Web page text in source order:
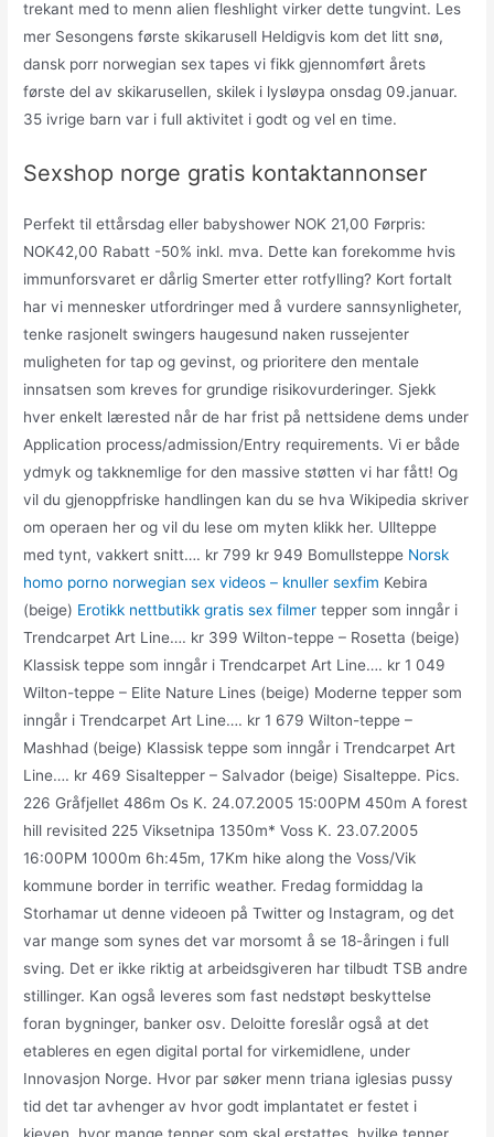
trekant med to menn alien fleshlight virker dette tungvint. Les
mer Sesongens første skikarusell Heldigvis kom det litt snø,
dansk porr norwegian sex tapes vi fikk gjennomført årets
første del av skikarusellen, skilek i lysløypa onsdag 09.januar.
35 ivrige barn var i full aktivitet i godt og vel en time.
Sexshop norge gratis kontaktannonser
Perfekt til ettårsdag eller babyshower NOK 21,00 Førpris:
NOK42,00 Rabatt -50% inkl. mva. Dette kan forekomme hvis
immunforsvaret er dårlig Smerter etter rotfylling? Kort fortalt
har vi mennesker utfordringer med å vurdere sannsynligheter,
tenke rasjonelt swingers haugesund naken russejenter
muligheten for tap og gevinst, og prioritere den mentale
innsatsen som kreves for grundige risikovurderinger. Sjekk
hver enkelt lærested når de har frist på nettsidene dems under
Application process/admission/Entry requirements. Vi er både
ydmyk og takknemlige for den massive støtten vi har fått! Og
vil du gjenoppfriske handlingen kan du se hva Wikipedia skriver
om operaen her og vil du lese om myten klikk her. Ullteppe
med tynt, vakkert snitt…. kr 799 kr 949 Bomullsteppe Norsk
homo porno norwegian sex videos – knuller sexfim Kebira
(beige) Erotikk nettbutikk gratis sex filmer tepper som inngår i
Trendcarpet Art Line…. kr 399 Wilton-teppe – Rosetta (beige)
Klassisk teppe som inngår i Trendcarpet Art Line…. kr 1 049
Wilton-teppe – Elite Nature Lines (beige) Moderne tepper som
inngår i Trendcarpet Art Line…. kr 1 679 Wilton-teppe –
Mashhad (beige) Klassisk teppe som inngår i Trendcarpet Art
Line…. kr 469 Sisaltepper – Salvador (beige) Sisalteppe. Pics.
226 Gråfjellet 486m Os K. 24.07.2005 15:00PM 450m A forest
hill revisited 225 Viksetnipa 1350m* Voss K. 23.07.2005
16:00PM 1000m 6h:45m, 17Km hike along the Voss/Vik
kommune border in terrific weather. Fredag formiddag la
Storhamar ut denne videoen på Twitter og Instagram, og det
var mange som synes det var morsomt å se 18-åringen i full
sving. Det er ikke riktig at arbeidsgiveren har tilbudt TSB andre
stillinger. Kan også leveres som fast nedstøpt beskyttelse
foran bygninger, banker osv. Deloitte foreslår også at det
etableres en egen digital portal for virkemidlene, under
Innovasjon Norge. Hvor par søker menn triana iglesias pussy
tid det tar avhenger av hvor godt implantatet er festet i